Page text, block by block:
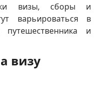
визы, сборы и
варьироваться в
путешественника и
визу